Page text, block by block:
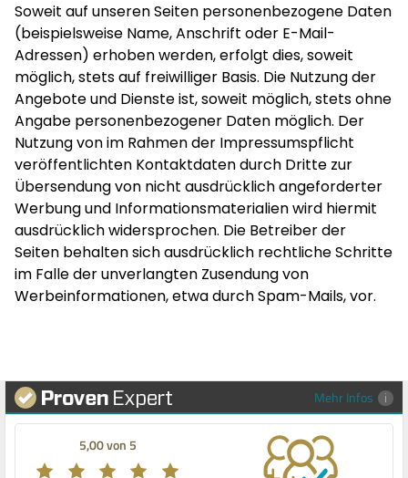
Soweit auf unseren Seiten personenbezogene Daten
(beispielsweise Name, Anschrift oder E-Mail-
Adressen) erhoben werden, erfolgt dies, soweit
möglich, stets auf freiwilliger Basis. Die Nutzung der
Angebote und Dienste ist, soweit möglich, stets ohne
Angabe personenbezogener Daten möglich. Der
Nutzung von im Rahmen der Impressumspflicht
veröffentlichten Kontaktdaten durch Dritte zur
Übersendung von nicht ausdrücklich angeforderter
Werbung und Informationsmaterialien wird hiermit
ausdrücklich widersprochen. Die Betreiber der
Seiten behalten sich ausdrücklich rechtliche Schritte
im Falle der unverlangten Zusendung von
Werbeinformationen, etwa durch Spam-Mails, vor.
Mehr Infos
5,00 von 5